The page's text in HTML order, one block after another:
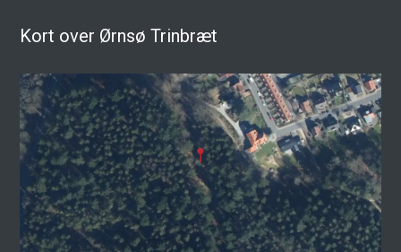
Kort over Ørnsø Trinbræt